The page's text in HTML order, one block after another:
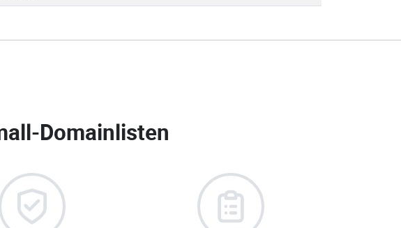
Domainlisten